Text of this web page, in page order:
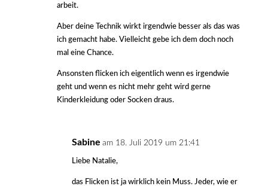
arbeit.
Aber deine Technik wirkt irgendwie besser als das was
ich gemacht habe. Vielleicht gebe ich dem doch noch
mal eine Chance.
Ansonsten flicken ich eigentlich wenn es irgendwie
geht und wenn es nicht mehr geht wird gerne
Kinderkleidung oder Socken draus.
Sabine am 18. Juli 2019 um 21:41
Liebe Natalie,
das Flicken ist ja wirklich kein Muss. Jeder, wie er